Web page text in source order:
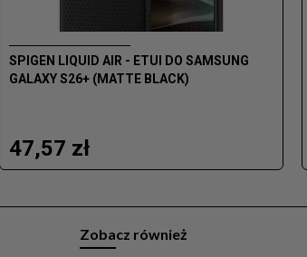
SPIGEN LIQUID AIR - ETUI DO SAMSUNG
GALAXY S26+ (MATTE BLACK)
47,57 zł
Zobacz również